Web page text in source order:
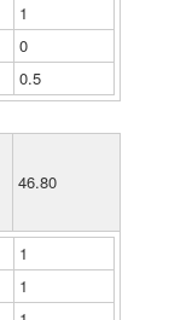
1
0
0.5
46.80
1
1